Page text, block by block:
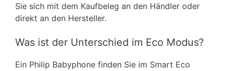
Sie sich mit dem Kaufbeleg an den Händler oder
direkt an den Hersteller.
Was ist der Unterschied im Eco Modus?
Ein Philip Babyphone finden Sie im Smart Eco